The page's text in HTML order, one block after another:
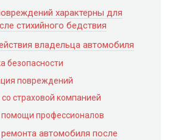
характерны для
стихийного бедствия
владельца автомобиля
безопасности
повреждений
страховой компанией
помощи профессионалов
автомобиля после